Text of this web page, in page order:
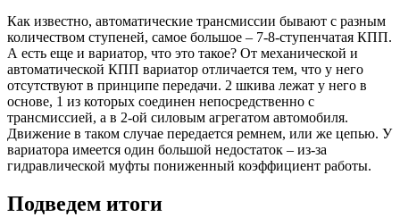
Как известно, автоматические трансмиссии бывают с разным
количеством ступеней, самое большое – 7-8-ступенчатая КПП.
А есть еще и вариатор, что это такое? От механической и
автоматической КПП вариатор отличается тем, что у него
отсутствуют в принципе передачи. 2 шкива лежат у него в
основе, 1 из которых соединен непосредственно с
трансмиссией, а в 2-ой силовым агрегатом автомобиля.
Движение в таком случае передается ремнем, или же цепью. У
вариатора имеется один большой недостаток – из-за
гидравлической муфты пониженный коэффициент работы.
Подведем итоги